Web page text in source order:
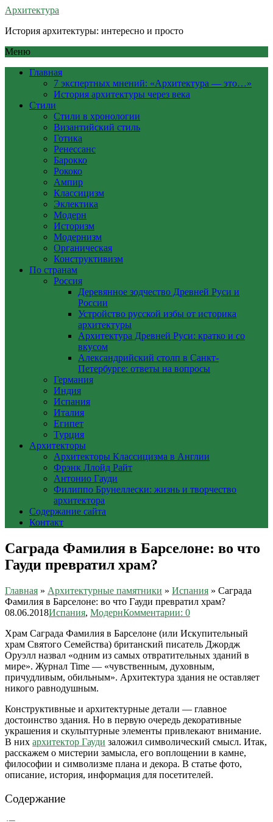
Архитектура
История архитектуры: интересно и просто
Меню
Главная
7 экспертных мнений: «Архитектура — это…»
История архитектуры через века
Стили
Стили в хронологии
Византийский стиль
Готика
Ренессанс
Барокко
Рококо
Ампир
Классицизм
Эклектика
Модерн
Историзм
Модернизм
Органическая
Конструктивизм
По странам
Россия
Деревянное зодчество Древней Руси и
России
Устройство русской избы от историка
архитектуры
Архитектура Древней Руси: кратко и со
вкусом
Александрийский столп в Санкт-
Петербурге: ответы на вопросы
Германия
Индия
Испания
Италия
Египет
Турция
Архитекторы
Архитекторы Классицизма в Англии
Фрэнк Ллойд Райт
Антонио Гауди
Филиппо Брунеллески: жизнь и творчество
архитектора
Содержание сайта
Контакт
Саграда Фамилия в Барселоне: во что
Гауди превратил храм?
Главная » Архитектурные памятники » Испания » Саграда
Фамилия в Барселоне: во что Гауди превратил храм?
08.06.2018Испания, МодернКомментарии: 0
Храм Саграда Фамилия в Барселоне (или Искупительный
храм Святого Семейства) британский писатель Джордж
Оруэлл назвал «одним из самых отвратительных зданий в
мире». Журнал Time — «чувственным, духовным,
причудливым, обильным». Архитектура здания не оставляет
никого равнодушным.
Конструктивные и архитектурные детали — главное
достоинство здания. Но в первую очередь декоративные
украшения и скульптурные элементы привлекают внимание.
В них архитектор Гауди заложил символический смысл. Итак,
расскажем о мистерии замысла, его воплощении в камне,
философии и символизме плана и декора. В статье фото,
описание, история, информация для посетителей.
Содержание